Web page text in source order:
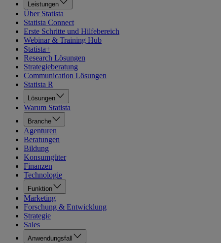
Leistungen
Über Statista
Statista Connect
Erste Schritte und Hilfebereich
Webinar & Training Hub
Statista+
Research Lösungen
Strategieberatung
Communication Lösungen
Statista R
Lösungen
Warum Statista
Branche
Agenturen
Beratungen
Bildung
Konsumgüter
Finanzen
Technologie
Funktion
Marketing
Forschung & Entwicklung
Strategie
Sales
Anwendungsfall